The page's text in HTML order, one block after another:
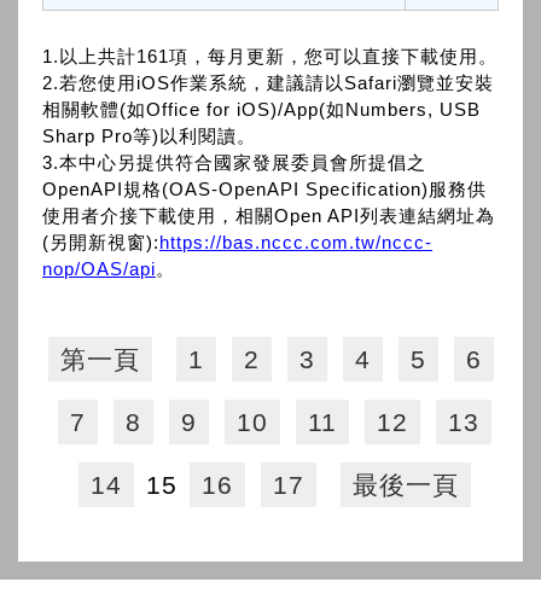
1.以上共計161項，每月更新，您可以直接下載使用。
2.若您使用iOS作業系統，建議請以Safari瀏覽並安裝
相關軟體(如Office for iOS)/App(如Numbers, USB
Sharp Pro等)以利閱讀。
3.本中心另提供符合國家發展委員會所提倡之
OpenAPI規格(OAS-OpenAPI Specification)服務供
使用者介接下載使用，相關Open API列表連結網址為
(另開新視窗):https://bas.nccc.com.tw/nccc-
nop/OAS/api。
第一頁 1 2 3 4 5 6
7 8 9 10 11 12 13
14 15 16 17 最後一頁